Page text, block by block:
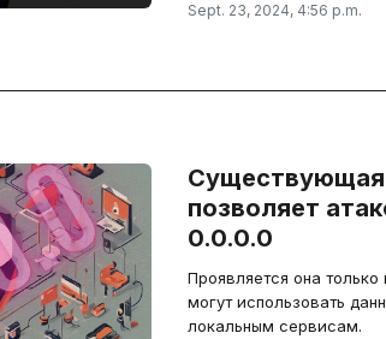
Sept. 23, 2024, 4:56 p.m.
Существующая
позволяет
0.0.0.0
Проявляется она
могут использовать
локальным сервисам.